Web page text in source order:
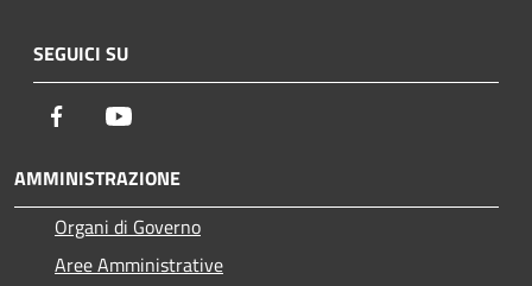
SEGUICI SU
Facebook
AMMINISTRAZIONE
Organi di Governo
Aree Amministrative